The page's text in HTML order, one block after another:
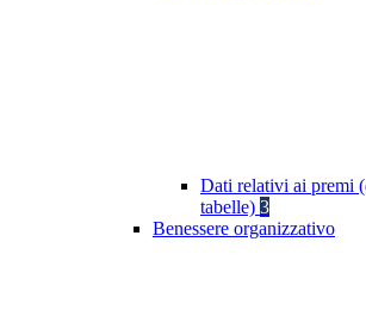
Dati relativi ai premi
tabelle) 3
Benessere organizzativo